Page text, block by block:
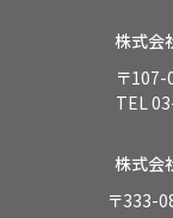
株式会
〒
TEL
株式会
〒333-